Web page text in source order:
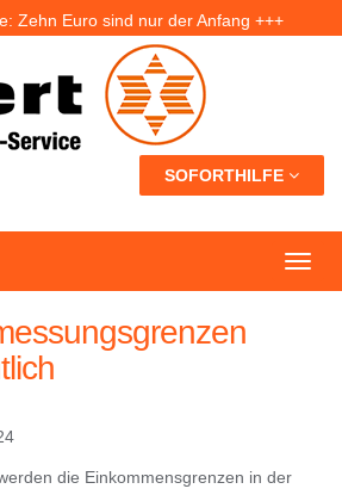
Zehn Euro sind nur der Anfang +++
SOFORTHILFE
die Einkommensgrenzen in der